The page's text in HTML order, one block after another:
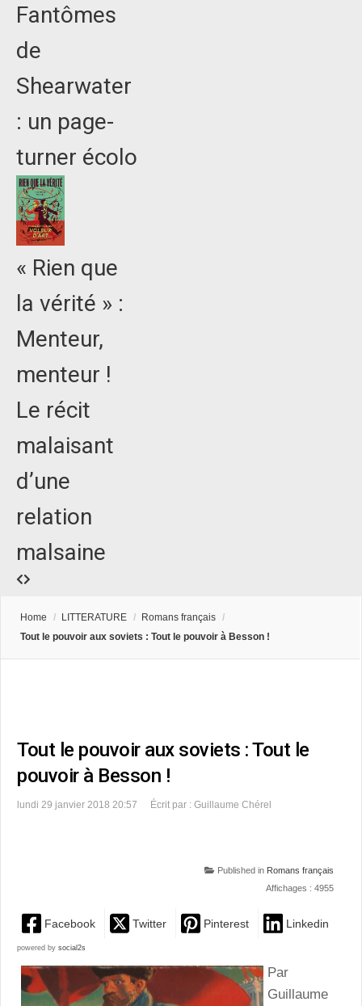
Fantômes
de
Shearwater
: un page-
turner écolo
« Rien que
la vérité » :
Menteur,
menteur !
Le récit
malaisant
d’une
relation
malsaine
Home / LITTERATURE / Romans français /
Tout le pouvoir aux soviets : Tout le pouvoir à Besson !
Tout le pouvoir aux soviets : Tout le
pouvoir à Besson !
lundi 29 janvier 2018 20:57 Écrit par : Guillaume Chérel
Published in Romans français
Affichages : 4955
Facebook Twitter Pinterest Linkedin
powered by social2s
Par
Guillaume